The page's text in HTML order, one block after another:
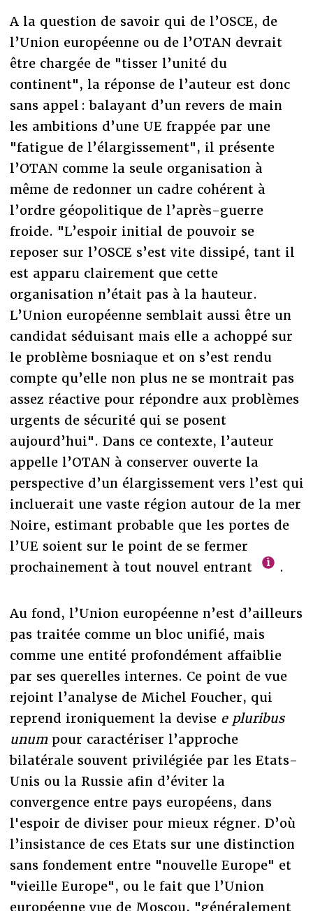
A la question de savoir qui de l’OSCE, de
l’Union européenne ou de l’OTAN devrait
être chargée de "tisser l’unité du
continent", la réponse de l’auteur est donc
sans appel : balayant d’un revers de main
les ambitions d’une UE frappée par une
"fatigue de l’élargissement", il présente
l’OTAN comme la seule organisation à
même de redonner un cadre cohérent à
l’ordre géopolitique de l’après-guerre
froide. "L’espoir initial de pouvoir se
reposer sur l’OSCE s’est vite dissipé, tant il
est apparu clairement que cette
organisation n’était pas à la hauteur.
L’Union européenne semblait aussi être un
candidat séduisant mais elle a achoppé sur
le problème bosniaque et on s’est rendu
compte qu’elle non plus ne se montrait pas
assez réactive pour répondre aux problèmes
urgents de sécurité qui se posent
aujourd’hui". Dans ce contexte, l’auteur
appelle l’OTAN à conserver ouverte la
perspective d’un élargissement vers l’est qui
incluerait une vaste région autour de la mer
Noire, estimant probable que les portes de
l’UE soient sur le point de se fermer
prochainement à tout nouvel entrant
.
Au fond, l’Union européenne n’est d’ailleurs
pas traitée comme un bloc unifié, mais
comme une entité profondément affaiblie
par ses querelles internes. Ce point de vue
rejoint l’analyse de Michel Foucher, qui
reprend ironiquement la devisee pluribus
unumpour caractériser l’approche
bilatérale souvent privilégiée par les Etats-
Unis ou la Russie afin d’éviter la
convergence entre pays européens, dans
l'espoir de diviser pour mieux régner. D’où
l’insistance de ces Etats sur une distinction
sans fondement entre "nouvelle Europe" et
"vieille Europe", ou le fait que l’Union
européenne vue de Moscou, "généralement